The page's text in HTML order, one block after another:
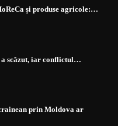
și produse agricole:…
scăzut, iar conflictul…
prin Moldova ar